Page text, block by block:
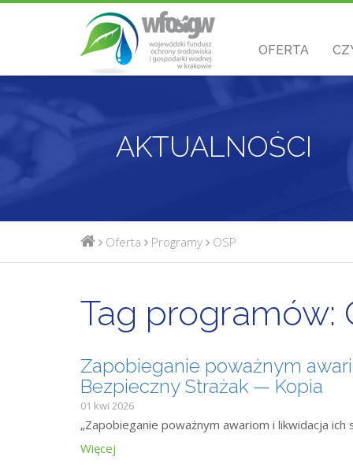
OFERTA
AKTUALNOŚCI
Oferta Programy OSP
Tag programów:
Zapobieganie poważnym
Bezpieczny Strażak — Kopia
01 kwi 2026
„Zapobieganie poważnym awariom i likwidacja
Więcej